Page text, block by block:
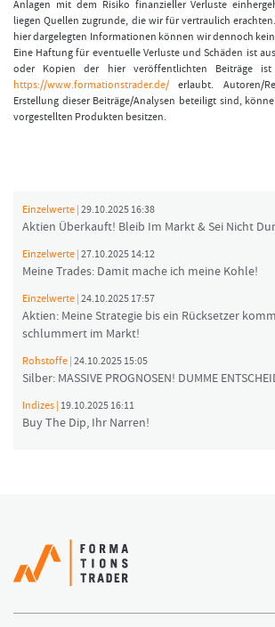
Anlagen mit dem Risiko finanzieller Verluste
liegen Quellen zugrunde, die wir für vertraulich
hier dargelegten Informationen können wir dennoch
Eine Haftung für eventuelle Verluste und Schäden ist
oder Kopien der hier veröffentlichten Beiträge
https://www.formationstrader.de/ erlaubt. Autoren/
Erstellung dieser Beiträge/Analysen beteiligt sind,
vorgestellten Produkten besitzen.
Einzelwerte | 29.10.2025 16:38
Aktien Überkauft! Bleib Im Markt & Sei Nicht
Einzelwerte | 27.10.2025 14:12
Meine Trades: Damit mache ich meine Kohle!
Einzelwerte | 24.10.2025 17:57
Aktien: Meine Strategie bis ein Rücksetzer
schlummert im Markt!
Rohstoffe | 24.10.2025 15:05
Silber: MASSIVE PROGNOSEN! DUMME
Indizes | 19.10.2025 16:11
Buy The Dip, Ihr Narren!